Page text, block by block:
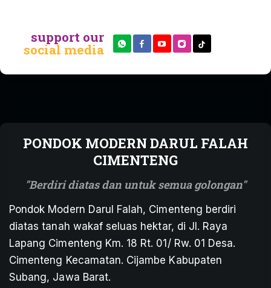
support our
social media
PONDOK MODERN DARUL FALAH
CIMENTENG
Berdiri diatas dan untuk semua golongan
Pondok Modern Darul Falah, Cimenteng berdiri
diatas tanah wakaf seluas hektar, di Jl. Raya
Lapang Cimenteng Km. 18 Rt. 01/ Rw. 01 Desa.
Cimenteng Kecamatan. Cijambe Kabupaten
Subang, Jawa Barat.